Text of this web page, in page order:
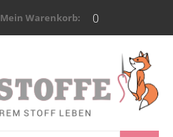
Mein Warenkorb: 0